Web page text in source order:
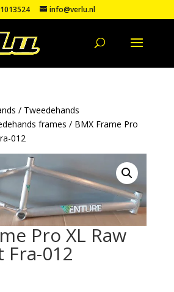
info@verlu.nl
/ Tweedehands
frames / BMX Frame Pro
012
Pro XL Raw
012